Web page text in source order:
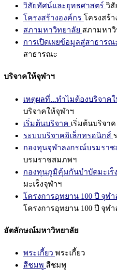
วิสัยทัศน์และยุทธศาสตร์ วิสั
โครงสร้างองค์กร โครงสร้า
สภามหาวิทยาลัย สภามหา
การเปิดเผยข้อมูลสู่สาธารณ
สาธารณะ
บริจาคให้จุฬาฯ
เหตุผลที่...ทำไมต้องบริจาค
บริจาคให้จุฬาฯ
เริ่มต้นบริจาค เริ่มต้นบริจาค
ระบบบริจาคอิเล็กทรอนิกส์
กองทุนจุฬาลงกรณ์บรมรา
บรมราชสมภพฯ
กองทุนภูมิคุ้มกันบำบัดมะเร็
มะเร็งจุฬาฯ
โครงการอุทยาน 100 ปี จุฬ
โครงการอุทยาน 100 ปี จุฬ
อัตลักษณ์มหาวิทยาลัย
พระเกี้ยว พระเกี้ยว
สีชมพู สีชมพู